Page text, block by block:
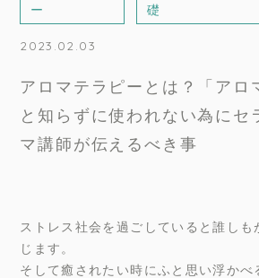
ー
礎
2023.02.03
アロマテラピーとは？「アロ
と知らずに使われない為にセ
マ講師が伝えるべき事
ストレス社会を過ごしていると誰し
じます。
そして癒されたい時にふと思い浮かべ